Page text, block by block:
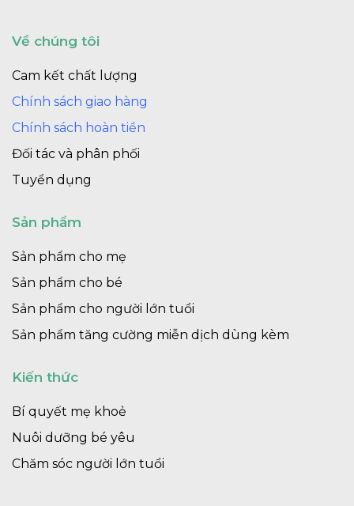
Về chúng tôi
Cam kết chất lượng
Chính sách giao hàng
Chính sách hoàn tiền
Đối tác và phân phối
Tuyển dụng
Sản phẩm
Sản phẩm cho mẹ
Sản phẩm cho bé
Sản phẩm cho người lớn tuổi
Sản phẩm tăng cường miễn dịch dùng kèm
Kiến thức
Bí quyết mẹ khoẻ
Nuôi dưỡng bé yêu
Chăm sóc người lớn tuổi